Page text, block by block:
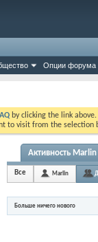
Опции форума
by clicking the link
to visit from the selection
Активность Marlin
Все Marlin
Больше ничего нового